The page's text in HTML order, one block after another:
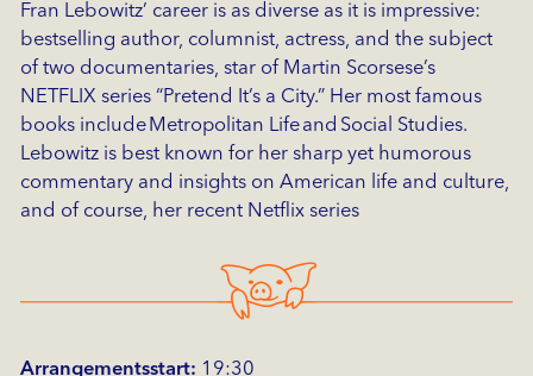
Fran Lebowitz’ career is as diverse as it is impressive:
bestselling author, columnist, actress, and the subject
of two documentaries, star of Martin Scorsese’s
NETFLIX series “Pretend It’s a City.” Her most famous
books include Metropolitan Life and Social Studies.
Lebowitz is best known for her sharp yet humorous
commentary and insights on American life and culture,
and of course, her recent Netflix series
Arrangementsstart: 19:30